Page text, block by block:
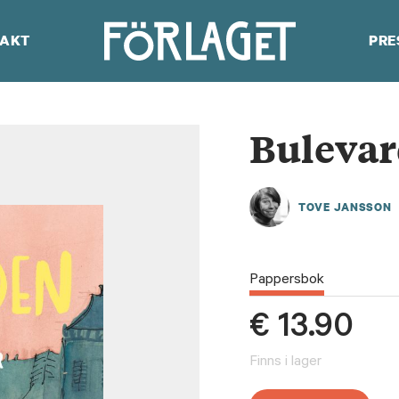
TOVE JANSSON
Pappersbok
€ 13.90
Finns i lager